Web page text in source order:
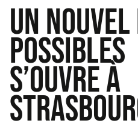
Un nouvel
possibles
s’ouvre à